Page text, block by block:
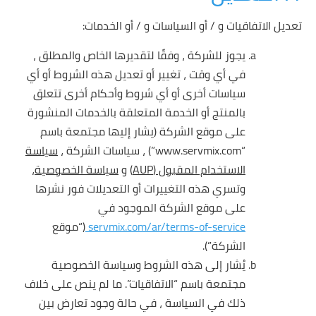
تعديل الاتفاقيات و / أو السياسات و / أو الخدمات:
يجوز للشركة ، وفقًا لتقديرها الخاص والمطلق ،
في أي وقت ، تغيير أو تعديل هذه الشروط أو أي
سياسات أخرى أو أي شروط وأحكام أخرى تتعلق
بالمنتج أو الخدمة المتعلقة بالخدمات المنشورة
على موقع الشركة (يشار إليها مجتمعة باسم
“www.servmix.com”) ، سياسات الشركة ،
سياسة
الاستخدام المقبول (AUP)
وسياسة الخصوصية،
وتسري هذه التغييرات أو التعديلات فور نشرها
على موقع الشركة الموجود في
servmix.com/ar/terms-of-service(“موقع
الشركة”).
يُشار إلى هذه الشروط وسياسة الخصوصية
مجتمعة باسم “الاتفاقيات”. ما لم ينص على خلاف
ذلك في السياسة ، في حالة وجود تعارض بين